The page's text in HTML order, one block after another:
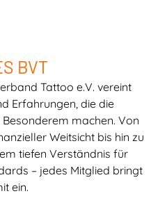
BVT
Tattoo e.V. vereint
Erfahrungen, die die
machen. Von
Weitsicht bis hin zu
tiefen Verständnis für
– jedes Mitglied bringt
ein.